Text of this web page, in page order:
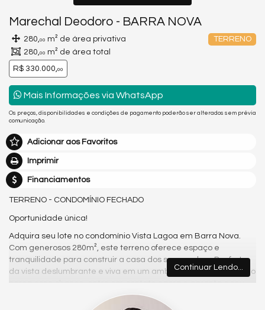
Marechal Deodoro - BARRA NOVA
TERRENO
280,00 m² de área privativa
280,00 m² de área total
R$ 330.000,00
Mais Informações via WhatsApp
Os preços, disponibilidades e condições de pagamento poderão ser alterados sem prévia
comunicação.
Adicionar aos Favoritos
Imprimir
Financiamentos
TERRENO - CONDOMÍNIO FECHADO
Oportunidade única!
Adquira seu lote no condomínio Vista Lagoa em Barra Nova.
Com generosos 280m², este terreno oferece espaço e
tranquilidade para construir a casa dos seus sonhos. Desfrute
da vista deslumbrante e viva em um ambiente privilegiado. Não
perca essa chance, entre em contato agora e garanta o seu
Continuar Lendo...